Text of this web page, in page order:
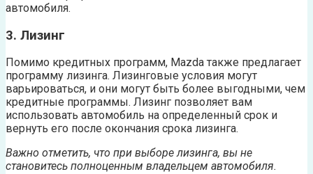
автомобиля.
3. Лизинг
Помимо кредитных программ, Mazda также предлагает
программу лизинга. Лизинговые условия могут
варьироваться, и они могут быть более выгодными, чем
кредитные программы. Лизинг позволяет вам
использовать автомобиль на определенный срок и
вернуть его после окончания срока лизинга.
Важно отметить, что при выборе лизинга, вы не
становитесь полноценным владельцем автомобиля.